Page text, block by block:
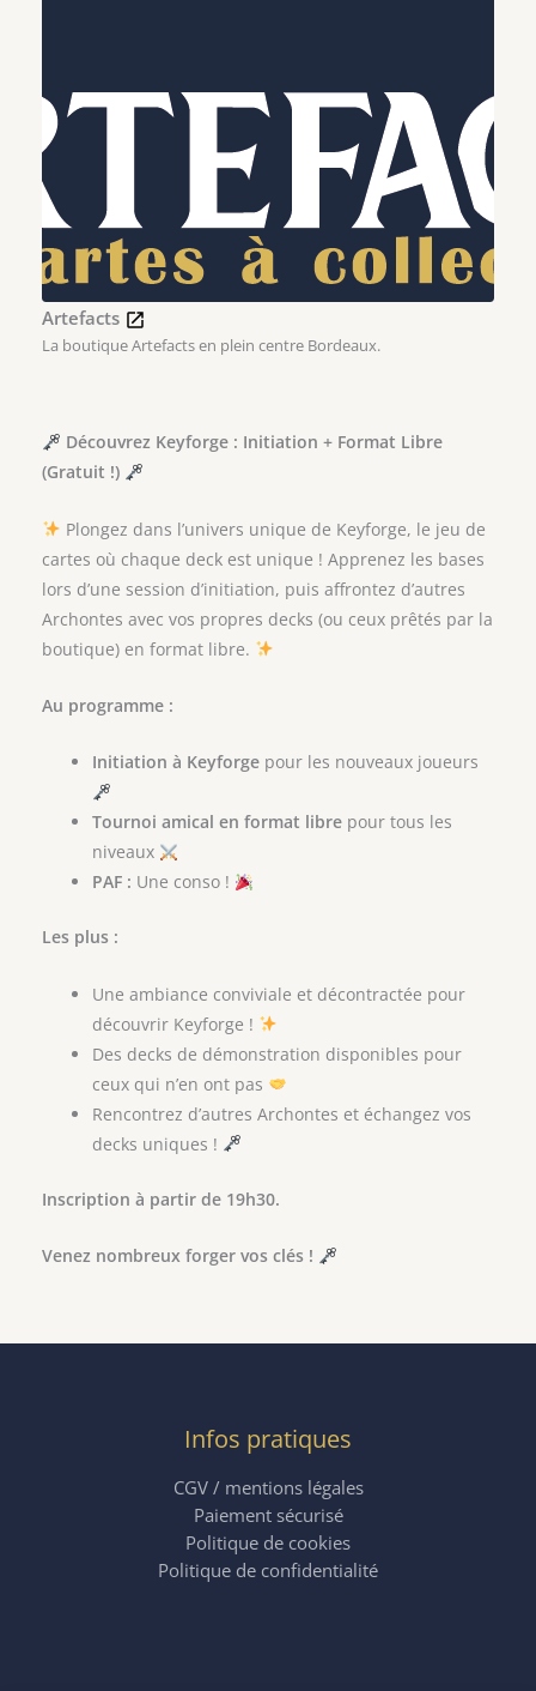
Artefacts
La boutique Artefacts en plein centre Bordeaux.
Découvrez Keyforge : Initiation + Format Libre
(Gratuit !)
Plongez dans l’univers unique de Keyforge, le jeu de
cartes où chaque deck est unique ! Apprenez les bases
lors d’une session d’initiation, puis affrontez d’autres
Archontes avec vos propres decks (ou ceux prêtés par la
boutique) en format libre.
Au programme :
Initiation à Keyforge pour les nouveaux joueurs
Tournoi amical en format libre pour tous les
niveaux
PAF : Une conso !
Les plus :
Une ambiance conviviale et décontractée pour
découvrir Keyforge !
Des decks de démonstration disponibles pour
ceux qui n’en ont pas
Rencontrez d’autres Archontes et échangez vos
decks uniques !
Inscription à partir de 19h30.
Venez nombreux forger vos clés !
Infos pratiques
CGV / mentions légales
Paiement sécurisé
Politique de cookies
Politique de confidentialité